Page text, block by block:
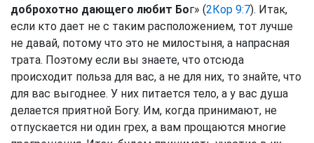
доброхотно дающего любит Бог» (2Кор 9:7). Итак,
если кто дает не с таким расположением, тот лучше
не давай, потому что это не милостыня, а напрасная
трата. Поэтому если вы знаете, что отсюда
происходит польза для вас, а не для них, то знайте, что
для вас выгоднее. У них питается тело, а у вас душа
делается приятной Богу. Им, когда принимают, не
отпускается ни один грех, а вам прощаются многие